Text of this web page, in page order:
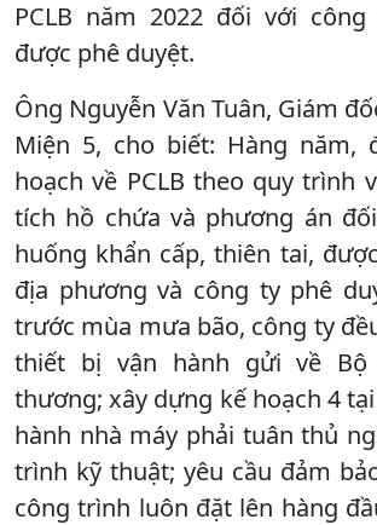
PCLB năm 2022 đối với
được phê duyệt.
Ông Nguyễn Văn Tuân, Giám
Miện 5, cho biết: Hàng năm,
hoạch về PCLB theo quy trình
tích hồ chứa và phương án
huống khẩn cấp, thiên tai,
địa phương và công ty phê
trước mùa mưa bão, công ty
thiết bị vận hành gửi về Bộ
thương; xây dựng kế hoạch 4
hành nhà máy phải tuân thủ
trình kỹ thuật; yêu cầu đảm
công trình luôn đặt lên hàng